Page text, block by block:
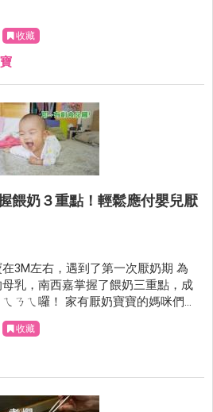
收藏
餵奶３重點！輕鬆應付嬰兒厭
3M左右，遇到了第一次厭奶期 為
乳，南西嘉掌握了餵奶三重點，成
ㄋㄟ囉！ 家有厭奶寶寶的媽咪們也
部落客個人經驗，不代表適用於任何
收藏